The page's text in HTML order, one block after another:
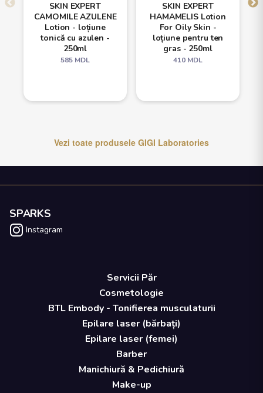
SKIN EXPERT
CAMOMILE AZULENE
Lotion - loțiune
tonică cu azulen -
250ml
585 MDL
SKIN EXPERT
HAMAMELIS Lotion
For Oily Skin -
loțiune pentru ten
gras - 250ml
410 MDL
Vezi toate produsele GIGI Laboratories
SPARKS
Instagram
Servicii Păr
Cosmetologie
BTL Embody - Tonifierea musculaturii
Epilare laser (bărbați)
Epilare laser (femei)
Barber
Manichiură & Pedichiură
Make-up